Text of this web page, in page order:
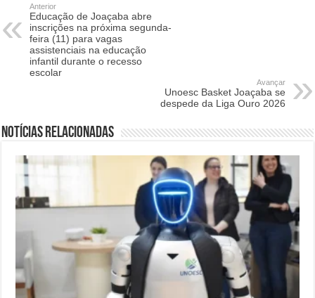
Anterior
Educação de Joaçaba abre
inscrições na próxima segunda-
feira (11) para vagas
assistenciais na educação
infantil durante o recesso
escolar
Avançar
Unoesc Basket Joaçaba se
despede da Liga Ouro 2026
Notícias relacionadas